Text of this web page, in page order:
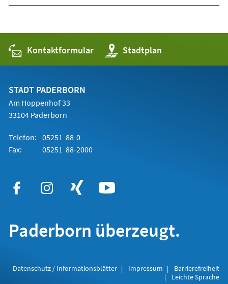
Kontaktformular Stadtplan
(Öffnet
in
einem
STADT PADERBORN
Am Hoppenhof 33
33104 Paderborn
Telefon: 05251 88-0
Fax:
05251 88-2000
Paderborn überzeugt.
Datenschutz / Informationsblätter Impressum
Barrierefreiheit
Leichte Sprache